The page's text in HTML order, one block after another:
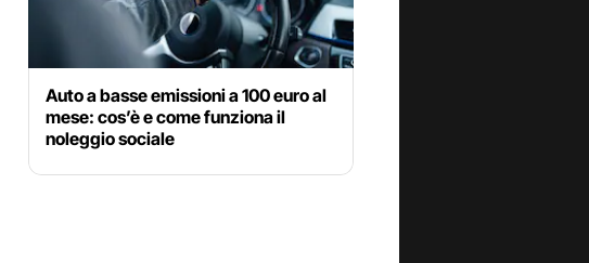
Auto a basse emissioni a 100 euro al
mese: cos’è e come funziona il
noleggio sociale